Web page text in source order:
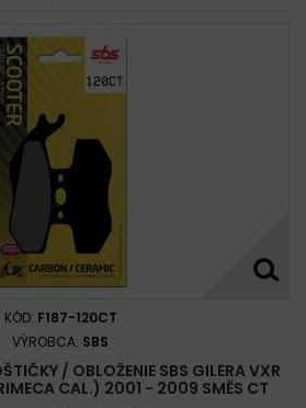
KÓD: F187-120CT
VÝROBCA: SBS
/ OBLOŽENIE SBS GILERA VXR
CAL.) 2001 - 2009 SMĚS CT